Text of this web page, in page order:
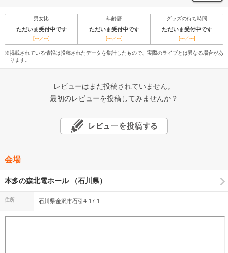
男女比 年齢層 グッズの待ち時間
ただいま受付中です ただいま受付中です ただいま受付中です
[---／---] [---／---] [---／---]
※掲載されている情報は投稿されたデータを集計したもので、実際のライブとは異なる場合があ
ります。
レビューはまだ投稿されていません。
最初のレビューを投稿してみませんか？
会場
本多の森北電ホール （石川県）
住所 石川県金沢市石引4-17-1